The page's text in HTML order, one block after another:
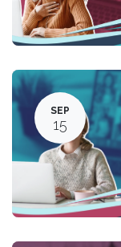
SEP
15